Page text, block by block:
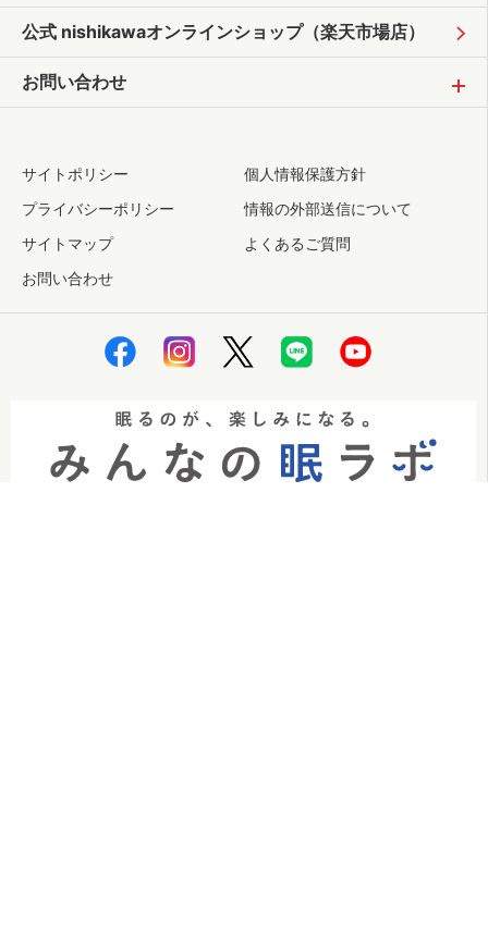
公式 nishikawaオンラインショップ（楽天市場店）
お問い合わせ
サイトポリシー
個人情報保護方針
プライバシーポリシー
情報の外部送信について
サイトマップ
よくあるご質問
お問い合わせ